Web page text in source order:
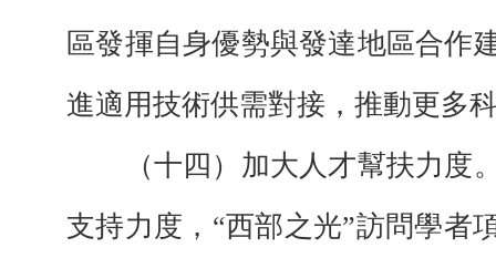
區發揮自身優勢與發達地區合作
進適用技術供需對接，推動更多
（十四）加大人才幫扶力度
支持力度，“西部之光”訪問學者